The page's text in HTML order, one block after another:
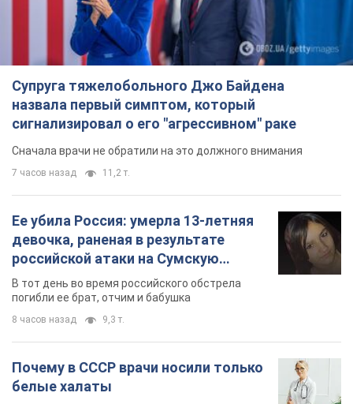
область. Фото
В тот день во время российского обстрела
погибли ее брат, отчим и бабушка
8 часов назад 9,3 т.
Почему в СССР врачи носили только
белые халаты
В этом был как практический, так и
символический смысл
7 часов назад 3,4 т.